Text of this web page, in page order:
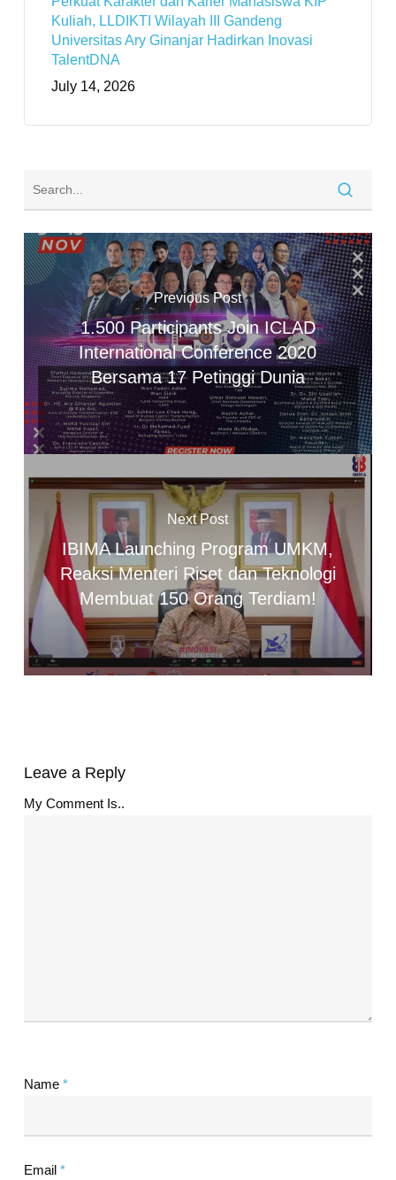
Kuliah, LLDIKTI Wilayah III Gandeng
Universitas Ary Ginanjar Hadirkan Inovasi
TalentDNA
July 14, 2026
Previous Post
1.500 Participants Join ICLAD
International Conference 2020
Bersama 17 Petinggi Dunia
Next Post
IBIMA Launching Program UMKM,
Reaksi Menteri Riset dan Teknologi
Membuat 150 Orang Terdiam!
Leave a Reply
My Comment Is..
Name *
Email *